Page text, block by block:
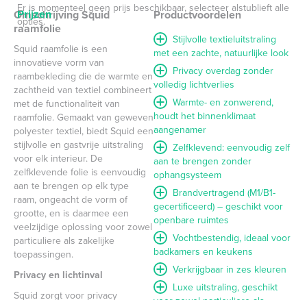
Prijzen
Er is momenteel geen prijs beschikbaar, selecteer alstublieft alle
opties.
Omschrijving Squid
raamfolie
Squid raamfolie is een
innovatieve vorm van
raambekleding die de warmte en
zachtheid van textiel combineert
met de functionaliteit van
raamfolie. Gemaakt van geweven
polyester textiel, biedt Squid een
stijlvolle en gastvrije uitstraling
voor elk interieur. De
zelfklevende folie is eenvoudig
aan te brengen op elk type
raam, ongeacht de vorm of
grootte, en is daarmee een
veelzijdige oplossing voor zowel
particuliere als zakelijke
toepassingen.
Privacy en lichtinval
Squid zorgt voor privacy
Productvoordelen
Stijlvolle textieluitstraling
met een zachte, natuurlijke look
Privacy overdag zonder
volledig lichtverlies
Warmte- en zonwerend,
houdt het binnenklimaat
aangenamer
Zelfklevend: eenvoudig zelf
aan te brengen zonder
ophangsysteem
Brandvertragend (M1/B1-
gecertificeerd) – geschikt voor
openbare ruimtes
Vochtbestendig, ideaal voor
badkamers en keukens
Verkrijgbaar in zes kleuren
Luxe uitstraling, geschikt